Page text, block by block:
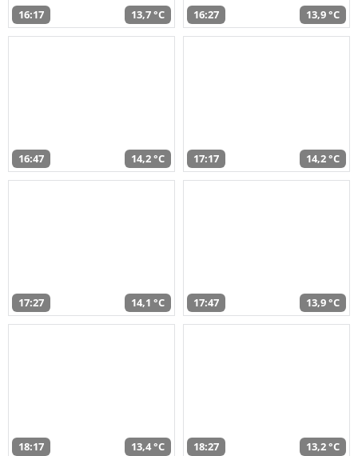
16:17 13,7 °C 16:27 13,9 °C
16:47 14,2 °C 17:17 14,2 °C
17:27 14,1 °C 17:47 13,9 °C
18:17 13,4 °C 18:27 13,2 °C